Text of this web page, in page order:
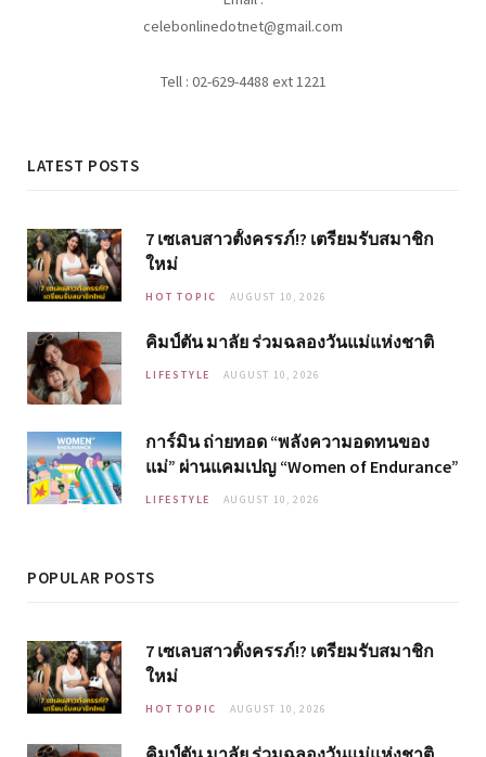
celebonlinedotnet@gmail.com
Tell : 02-629-4488 ext 1221
LATEST POSTS
7 เซเลบสาวตั้งครรภ์!? เตรียมรับสมาชิก
ใหม่
HOT TOPIC AUGUST 10, 2026
คิมป์ตัน มาลัย ร่วมฉลองวันแม่แห่งชาติ
LIFESTYLE AUGUST 10, 2026
การ์มิน ถ่ายทอด “พลังความอดทนของ
แม่” ผ่านแคมเปญ “Women of Endurance”
LIFESTYLE AUGUST 10, 2026
POPULAR POSTS
7 เซเลบสาวตั้งครรภ์!? เตรียมรับสมาชิก
ใหม่
HOT TOPIC AUGUST 10, 2026